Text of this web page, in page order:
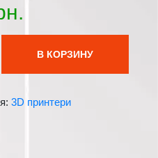
В КОРЗИНУ
3D принтери